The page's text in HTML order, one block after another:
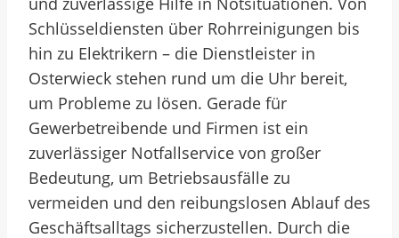
Schlüsseldiensten über Rohrreinigungen bis
hin zu Elektrikern – die Dienstleister in
Osterwieck stehen rund um die Uhr bereit,
um Probleme zu lösen. Gerade für
Gewerbetreibende und Firmen ist ein
zuverlässiger Notfallservice von großer
Bedeutung, um Betriebsausfälle zu
vermeiden und den reibungslosen Ablauf des
Geschäftsalltags sicherzustellen. Durch die